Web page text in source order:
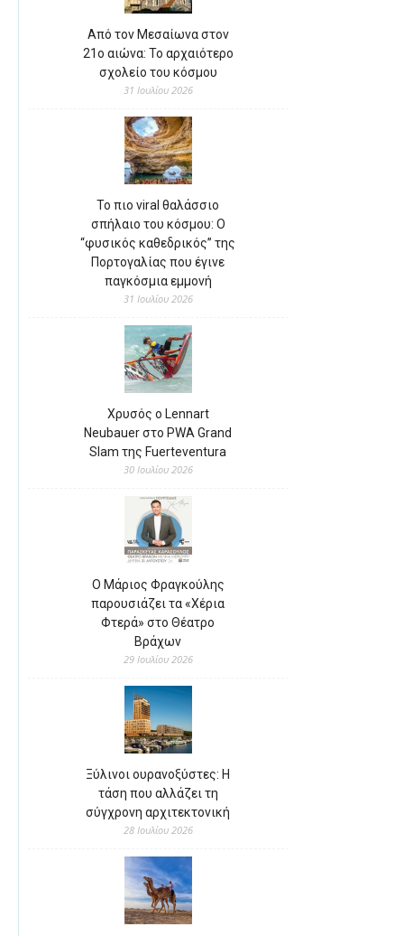
Από τον Μεσαίωνα στον
21ο αιώνα: Το αρχαιότερο
σχολείο του κόσμου
31 Ιουλίου 2026
Το πιο viral θαλάσσιο
σπήλαιο του κόσμου: Ο
“φυσικός καθεδρικός” της
Πορτογαλίας που έγινε
παγκόσμια εμμονή
31 Ιουλίου 2026
Χρυσός ο Lennart
Neubauer στο PWA Grand
Slam της Fuerteventura
30 Ιουλίου 2026
Ο Μάριος Φραγκούλης
παρουσιάζει τα «Χέρια
Φτερά» στο Θέατρο
Βράχων
29 Ιουλίου 2026
Ξύλινοι ουρανοξύστες: Η
τάση που αλλάζει τη
σύγχρονη αρχιτεκτονική
28 Ιουλίου 2026